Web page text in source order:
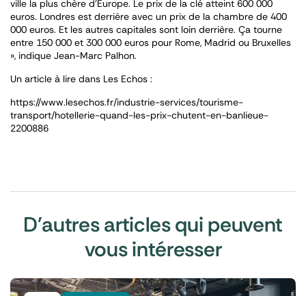
ville la plus chère d’Europe. Le prix de la clé atteint 600 000
euros. Londres est derrière avec un prix de la chambre de 400
000 euros. Et les autres capitales sont loin derrière. Ça tourne
entre 150 000 et 300 000 euros pour Rome, Madrid ou Bruxelles
», indique Jean-Marc Palhon.
Un article à lire dans Les Echos :
https://www.lesechos.fr/industrie-services/tourisme-
transport/hotellerie-quand-les-prix-chutent-en-banlieue-
2200886
D'autres articles qui peuvent
vous intéresser